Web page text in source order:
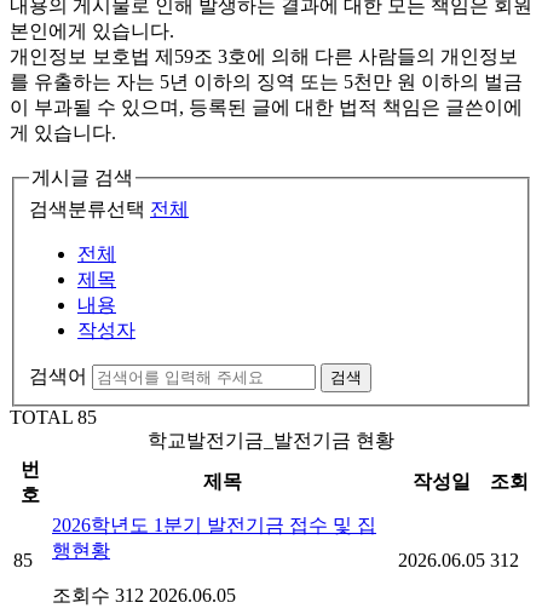
내용의 게시물로 인해 발생하는 결과에 대한 모든 책임은 회원
본인에게 있습니다.
개인정보 보호법 제59조 3호에 의해 다른 사람들의 개인정보
를 유출하는 자는 5년 이하의 징역 또는 5천만 원 이하의 벌금
이 부과될 수 있으며, 등록된 글에 대한 법적 책임은 글쓴이에
게 있습니다.
게시글 검색
검색분류선택 전체
전체
제목
내용
작성자
검색어 검색
TOTAL 85
학교발전기금_발전기금 현황
번
호
제목 작성일 조회
85
2026학년도 1분기 발전기금 접수 및 집
행현황
조회수 312 2026.06.05
2026.06.05 312